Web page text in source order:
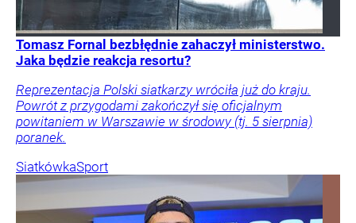
Tomasz Fornal bezbłędnie zahaczył ministerstwo.
Jaka będzie reakcja resortu?
Reprezentacja Polski siatkarzy wróciła już do kraju.
Powrót z przygodami zakończył się oficjalnym
powitaniem w Warszawie w środowy (tj. 5 sierpnia)
poranek.
SiatkówkaSport